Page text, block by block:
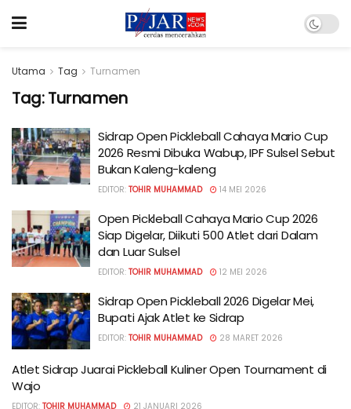
Utama Tag Turnamen
Tag:Turnamen
Sidrap Open Pickleball Cahaya Mario Cup
2026 Resmi Dibuka Wabup, IPF Sulsel Sebut
Bukan Kaleng-kaleng
EDITOR: TOHIR MUHAMMAD 14 MEI 2026
Open Pickleball Cahaya Mario Cup 2026
Siap Digelar, Diikuti 500 Atlet dari Dalam
dan Luar Sulsel
EDITOR: TOHIR MUHAMMAD 12 MEI 2026
Sidrap Open Pickleball 2026 Digelar Mei,
Bupati Ajak Atlet ke Sidrap
EDITOR: TOHIR MUHAMMAD 28 MARET 2026
Atlet Sidrap Juarai Pickleball Kuliner Open Tournament di
Wajo
EDITOR: TOHIR MUHAMMAD 21 JANUARI 2026